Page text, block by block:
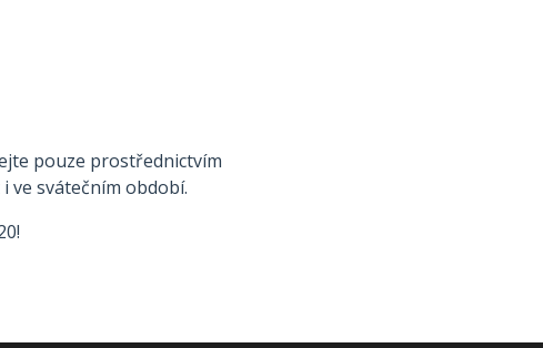
pouze prostřednictvím
ve svátečním období.